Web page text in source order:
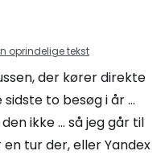
oprindelige tekst
der kører direkte
to besøg i år ...
ikke ... så jeg går til
tur der, eller Yandex